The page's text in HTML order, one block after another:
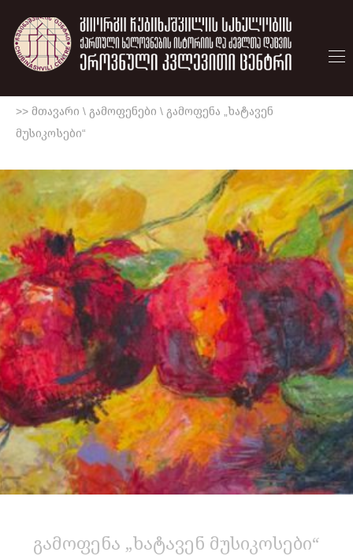
>> მთავარი \ გამოფენები \ გამოფენა „ხატავენ
მუსიკოსები“
გამოფენა „ხატავენ მუსიკოსები“